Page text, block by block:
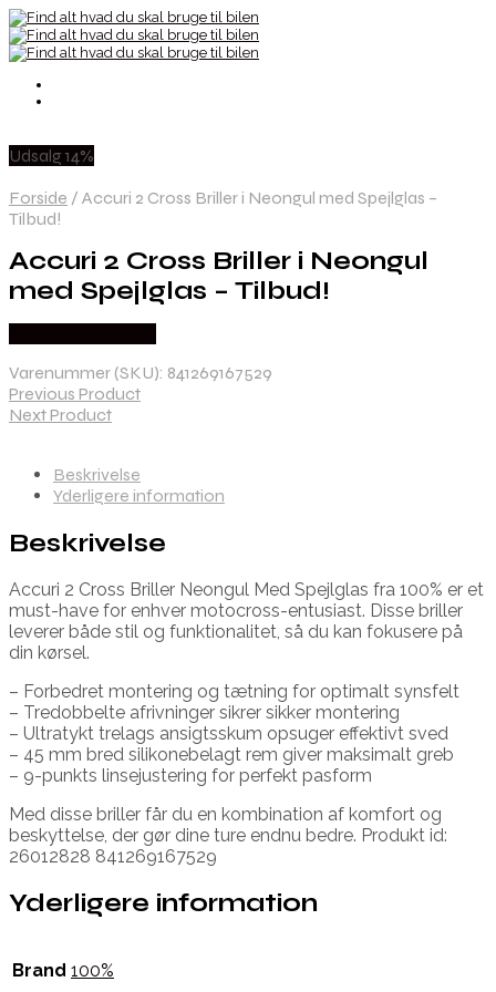
Udsalg 14%
Forside / Accuri 2 Cross Briller i Neongul med Spejlglas –
Tilbud!
Accuri 2 Cross Briller i Neongul
med Spejlglas – Tilbud!
Varenummer (SKU): 841269167529
Previous Product
Next Product
Beskrivelse
Yderligere information
Beskrivelse
Accuri 2 Cross Briller Neongul Med Spejlglas fra 100% er et
must-have for enhver motocross-entusiast. Disse briller
leverer både stil og funktionalitet, så du kan fokusere på
din kørsel.
– Forbedret montering og tætning for optimalt synsfelt
– Tredobbelte afrivninger sikrer sikker montering
– Ultratykt trelags ansigtsskum opsuger effektivt sved
– 45 mm bred silikonebelagt rem giver maksimalt greb
– 9-punkts linsejustering for perfekt pasform
Med disse briller får du en kombination af komfort og
beskyttelse, der gør dine ture endnu bedre. Produkt id:
26012828 841269167529
Yderligere information
Brand 100%